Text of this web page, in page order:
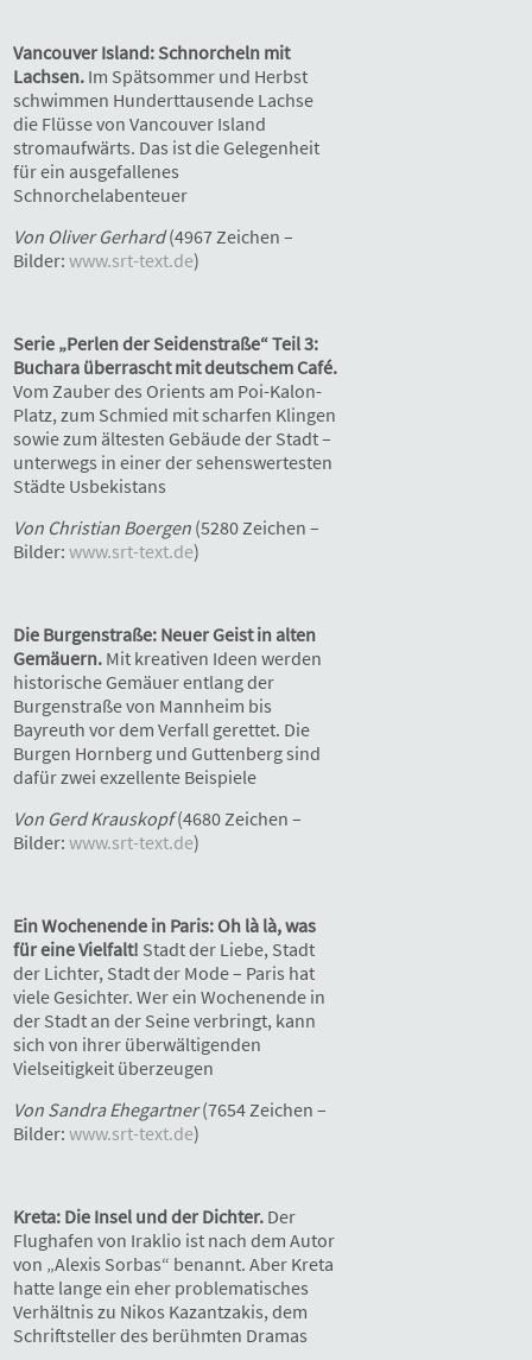
Vancouver Island: Schnorcheln mit
Lachsen. Im Spätsommer und Herbst
schwimmen Hunderttausende Lachse
die Flüsse von Vancouver Island
stromaufwärts. Das ist die Gelegenheit
für ein ausgefallenes
Schnorchelabenteuer
Von Oliver Gerhard(4967 Zeichen –
Bilder: www.srt-text.de)
Serie „Perlen der Seidenstraße“ Teil 3:
Buchara überrascht mit deutschem Café.
Vom Zauber des Orients am Poi-Kalon-
Platz, zum Schmied mit scharfen Klingen
sowie zum ältesten Gebäude der Stadt –
unterwegs in einer der sehenswertesten
Städte Usbekistans
Von Christian Boergen (5280 Zeichen –
Bilder: www.srt-text.de)
Die Burgenstraße: Neuer Geist in alten
Gemäuern. Mit kreativen Ideen werden
historische Gemäuer entlang der
Burgenstraße von Mannheim bis
Bayreuth vor dem Verfall gerettet. Die
Burgen Hornberg und Guttenberg sind
dafür zwei exzellente Beispiele
Von Gerd Krauskopf(4680 Zeichen –
Bilder: www.srt-text.de)
Ein Wochenende in Paris: Oh là là, was
für eine Vielfalt! Stadt der Liebe, Stadt
der Lichter, Stadt der Mode – Paris hat
viele Gesichter. Wer ein Wochenende in
der Stadt an der Seine verbringt, kann
sich von ihrer überwältigenden
Vielseitigkeit überzeugen
Von Sandra Ehegartner(7654 Zeichen –
Bilder: www.srt-text.de)
Kreta: Die Insel und der Dichter. Der
Flughafen von Iraklio ist nach dem Autor
von „Alexis Sorbas“ benannt. Aber Kreta
hatte lange ein eher problematisches
Verhältnis zu Nikos Kazantzakis, dem
Schriftsteller des berühmten Dramas